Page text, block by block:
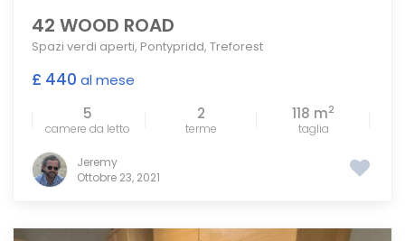
42 WOOD ROAD
Spazi verdi aperti, Pontypridd, Treforest
£ 440 al mese
5
camere da letto
2
terme
118 m2
taglia
Jeremy
Ottobre 23, 2021